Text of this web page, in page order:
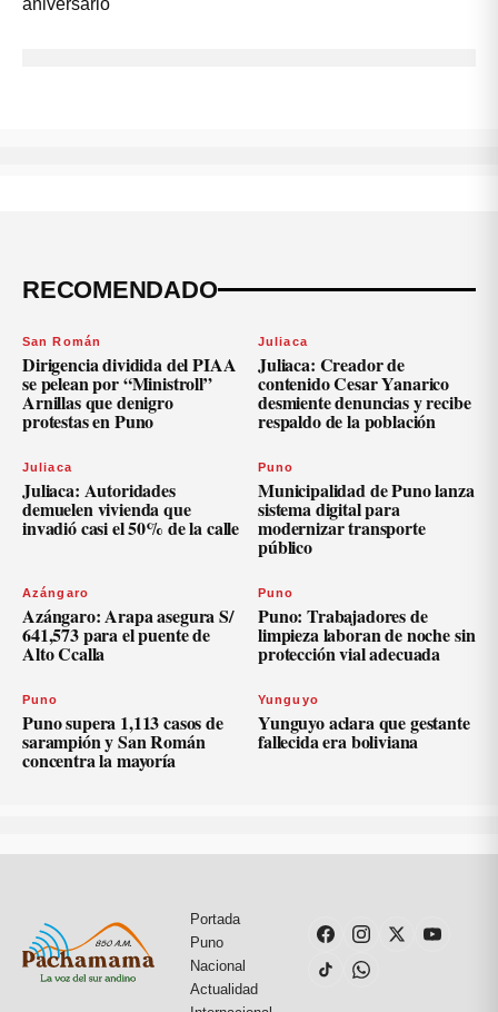
RECOMENDADO
San Román
Dirigencia dividida del PIAA
se pelean por “Ministroll”
Arnillas que denigro
protestas en Puno
Juliaca
Juliaca: Creador de
contenido Cesar Yanarico
desmiente denuncias y recibe
respaldo de la población
Juliaca
Juliaca: Autoridades
demuelen vivienda que
invadió casi el 50% de la calle
Puno
Municipalidad de Puno lanza
sistema digital para
modernizar transporte
público
Azángaro
Azángaro: Arapa asegura S/
641,573 para el puente de
Alto Ccalla
Puno
Puno: Trabajadores de
limpieza laboran de noche sin
protección vial adecuada
Puno
Puno supera 1,113 casos de
sarampión y San Román
concentra la mayoría
Yunguyo
Yunguyo aclara que gestante
fallecida era boliviana
Portada
Puno
Nacional
Actualidad